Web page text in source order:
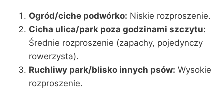
Ogród/ciche podwórko: Niskie rozproszenie.
Cicha ulica/park poza godzinami szczytu:
Średnie rozproszenie (zapachy, pojedynczy
rowerzysta).
Ruchliwy park/blisko innych psów: Wysokie
rozproszenie.